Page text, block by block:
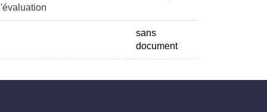
l'évaluation
sans
document